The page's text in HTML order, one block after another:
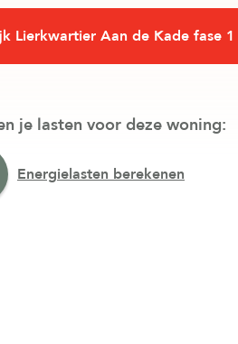
Lierkwartier Aan de Kade fase 1
je lasten voor deze woning:
Energielasten berekenen